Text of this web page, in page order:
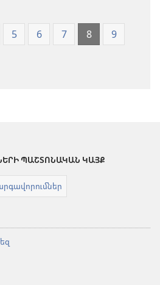
5 6 7 8
9
ՊԱՇՏՈՆԱԿԱՆ ԿԱՅՔ